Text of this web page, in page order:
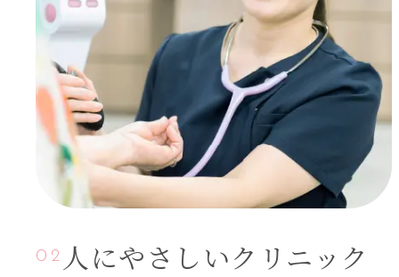
02 人にやさしいクリニック